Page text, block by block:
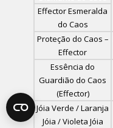
Effector Esmeralda
do Caos
Proteção do Caos –
Effector
Essência do
Guardião do Caos
(Effector)
Jóia Verde / Laranja
Jóia / Violeta Jóia